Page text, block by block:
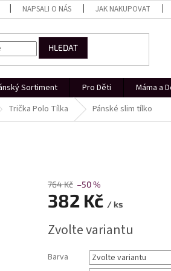
NAPSALI O NÁS JAK NAKUPOVAT
HLEDAT
Sortiment Pro Děti Máma a
Trička Polo Tílka Pánské slim tílko
764 Kč –50 %
382 Kč / ks
cena:
Zvolte variantu
Barva